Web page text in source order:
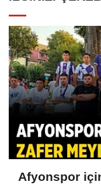
Afyonspor